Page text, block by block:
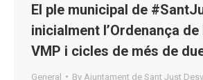
El ple municipal de
inicialment l’Ordenança
VMP i cicles de més de
General By Ajuntament de Sant Just